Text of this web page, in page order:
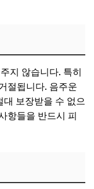
지 않습니다. 특히
절됩니다. 음주운
대 보장받을 수 없으
항들을 반드시 피